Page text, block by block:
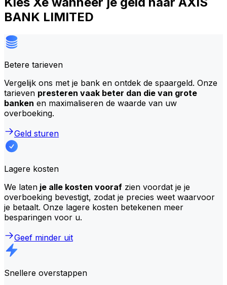
BANK LIMITED
Betere tarieven
Vergelijk ons met je bank en ontdek de spaargeld. Onze
tarieven presteren vaak beter dan die van grote
banken en maximaliseren de waarde van uw
overboeking.
Geld sturen
Lagere kosten
We laten je alle kosten vooraf zien voordat je je
overboeking bevestigt, zodat je precies weet waarvoor
je betaalt. Onze lagere kosten betekenen meer
besparingen voor u.
Geef minder uit
Snellere overstappen